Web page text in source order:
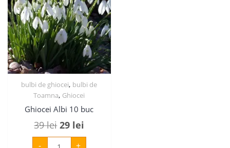
bulbi de ghiocei, bulbi de
Toamna, Ghiocei
Ghiocei Albi 10 buc
39lei Prețul
inițial
29 lei
curent
-
Cantitate
+